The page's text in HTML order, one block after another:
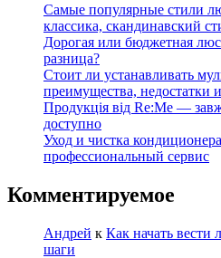
Самые популярные стили
классика, скандинавский
Дорогая или бюджетная
разница?
Стоит ли устанавливать
преимущества, недостатки
Продукція від Re:Me —
доступно
Уход и чистка
профессиональный сервис
Комментируемое
Андрей к Как начать
шаги